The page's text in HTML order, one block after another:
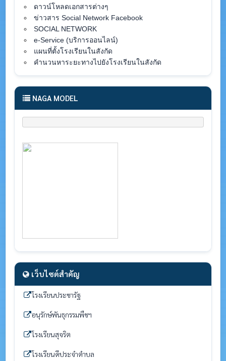
ดาวน์โหลดเอกสารต่างๆ
ข่าวสาร Social Network Facebook
SOCIAL NETWORK
e-Service (บริการออนไลน์)
แผนที่ตั้งโรงเรียนในสังกัด
คำนวนหาระยะทางไปยังโรงเรียนในสังกัด
NAGA MODEL
เว็บไซต์สำคัญ
โรงเรียนประชารัฐ
อนุรักษ์พันธุกรรมพืชฯ
โรงเรียนสุจริต
โรงเรียนดีประจำตำบล